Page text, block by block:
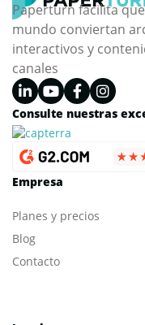
Paperturn facilita
mundo conviertan
interactivos y
canales
Consulte nuestras
Empresa
Planes y precios
Blog
Contacto